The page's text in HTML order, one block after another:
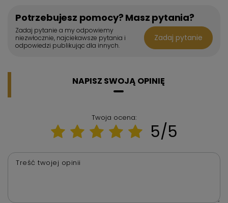
Potrzebujesz pomocy? Masz pytania?
Zadaj pytanie a my odpowiemy
niezwłocznie, najciekawsze pytania i
odpowiedzi publikując dla innych.
Zadaj pytanie
NAPISZ SWOJĄ OPINIĘ
Twoja ocena:
5/5
Treść twojej opinii